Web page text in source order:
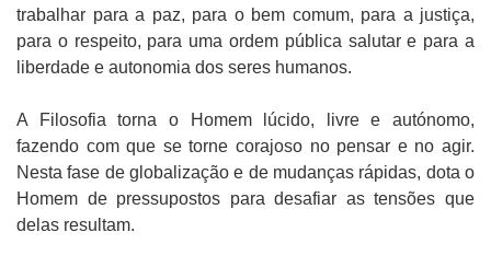
trabalhar para a paz, para o bem comum, para a justiça,
para o respeito, para uma ordem pública salutar e para a
liberdade e autonomia dos seres humanos.
A Filosofia torna o Homem lúcido, livre e autónomo,
fazendo com que se torne corajoso no pensar e no agir.
Nesta fase de globalização e de mudanças rápidas, dota o
Homem de pressupostos para desafiar as tensões que
delas resultam.